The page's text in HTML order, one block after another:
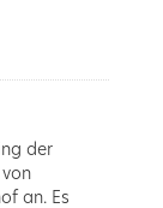
der
an. Es